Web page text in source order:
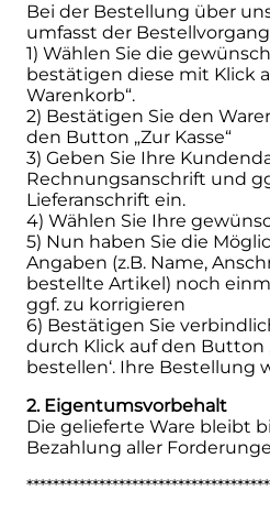
Bei der Bestellung über
umfasst der
1) Wählen Sie die
bestätigen diese mit Klick
Warenkorb“.
2) Bestätigen Sie den
den Button „Zur Kasse“
3) Geben Sie Ihre
Rechnungsanschrift und
Lieferanschrift ein.
4) Wählen Sie Ihre
5) Nun haben Sie die
Angaben (z.B. Name,
bestellte Artikel) noch
ggf. zu korrigieren
6) Bestätigen Sie
durch Klick auf den Button
bestellen‘. Ihre Bestellung
2. Eigentumsvorbehalt
Die gelieferte Ware bleibt
Bezahlung aller